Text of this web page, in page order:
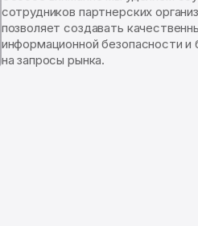
сотрудников партнерских
позволяет создавать
информационной безопасности и
на запросы рынка.